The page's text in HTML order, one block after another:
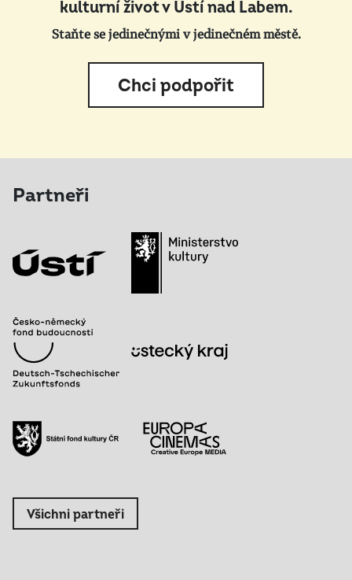
kulturní život v Ústí nad Labem.
Staňte se jedinečnými v jedinečném městě.
Chci podpořit
Partneři
Všichni partneři